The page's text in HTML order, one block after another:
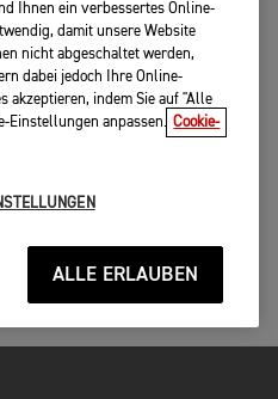
Ihnen ein verbessertes Online-
damit unsere Website
nicht abgeschaltet werden,
dabei jedoch Ihre Online-
akzeptieren, indem Sie auf "Alle
Einstellungen anpassen. Cookie-
ALLE ERLAUBEN